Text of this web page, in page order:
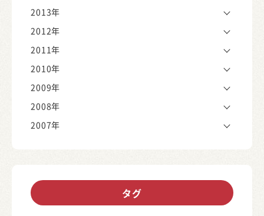
2013年
2012年
2011年
2010年
2009年
2008年
2007年
タグ